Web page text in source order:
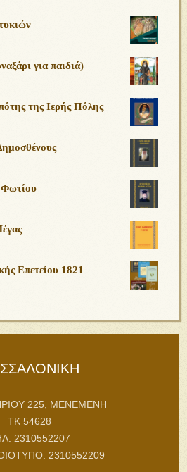
για παιδιά)
της Ιερής Πόλης
Φωτίου
Επετείου 1821
225, ΜΕΝΕΜΕΝΗ
ΤΚ 54628
2310552207
2310552209